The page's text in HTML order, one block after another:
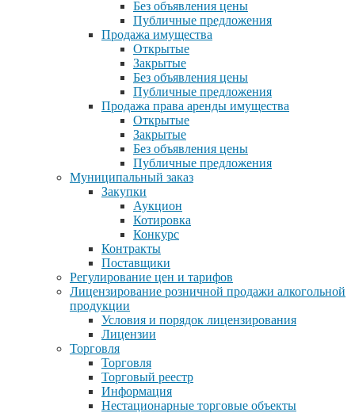
Без объявления цены
Публичные предложения
Продажа имущества
Открытые
Закрытые
Без объявления цены
Публичные предложения
Продажа права аренды имущества
Открытые
Закрытые
Без объявления цены
Публичные предложения
Муниципальный заказ
Закупки
Аукцион
Котировка
Конкурс
Контракты
Поставщики
Регулирование цен и тарифов
Лицензирование розничной продажи алкогольной
продукции
Условия и порядок лицензирования
Лицензии
Торговля
Торговля
Торговый реестр
Информация
Нестационарные торговые объекты